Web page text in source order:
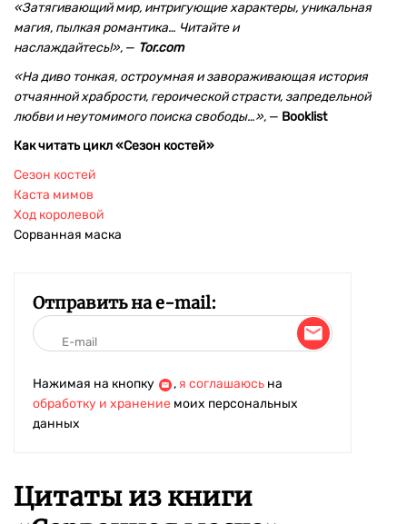
«Затягивающий мир, интригующие характеры, уникальная
магия, пылкая романтика… Читайте и
наслаждайтесь!», — Tor.com
«На диво тонкая, остроумная и завораживающая история
отчаянной храбрости, героической страсти, запредельной
любви и неутомимого поиска свободы…», — Booklist
Как читать цикл «Сезон костей»
Сезон костей
Каста мимов
Ход королевой
Сорванная маска
Отправить на e-mail:
Нажимая на кнопку , я соглашаюсь на
обработку и хранение моих персональных
данных
Цитаты из книги